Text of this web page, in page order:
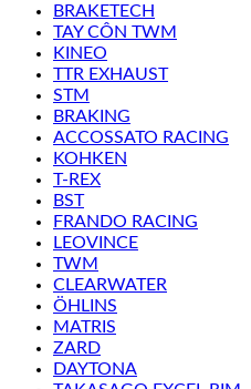
BRAKETECH
TAY CÔN TWM
KINEO
TTR EXHAUST
STM
BRAKING
ACCOSSATO RACING
KOHKEN
T-REX
BST
FRANDO RACING
LEOVINCE
TWM
CLEARWATER
ÖHLINS
MATRIS
ZARD
DAYTONA